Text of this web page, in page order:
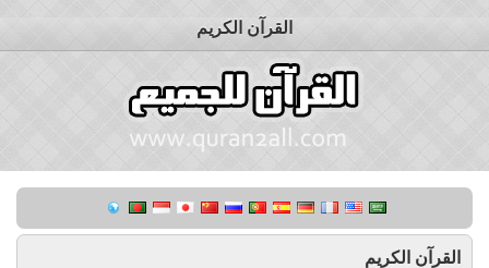
القرآن الكريم
القرآن الكريم